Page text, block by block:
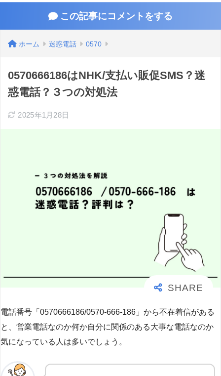
この記事にコメントをする
ホーム 迷惑電話 0570
0570666186はNHK/支払い販促SMS？迷
惑電話？３つの対処法
2025年1月28日
電話番号「0570666186/0570-666-186」から不在着信がある
と、営業電話なのか何か自分に関係のある大事な電話なのか
気になっている人は多いでしょう。